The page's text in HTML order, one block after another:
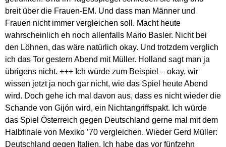
breit über die Frauen-EM. Und dass man Männer und
Frauen nicht immer vergleichen soll. Macht heute
wahrscheinlich eh noch allenfalls Mario Basler. Nicht bei
den Löhnen, das wäre natürlich okay. Und trotzdem verglich
ich das Tor gestern Abend mit Müller. Holland sagt man ja
übrigens nicht. +++ Ich würde zum Beispiel – okay, wir
wissen jetzt ja noch gar nicht, wie das Spiel heute Abend
wird. Doch gehe ich mal davon aus, dass es nicht wieder die
Schande von Gijón wird, ein Nichtangriffspakt. Ich würde
das Spiel Österreich gegen Deutschland gerne mal mit dem
Halbfinale von Mexiko ’70 vergleichen. Wieder Gerd Müller:
Deutschland gegen Italien. Ich habe das vor fünfzehn